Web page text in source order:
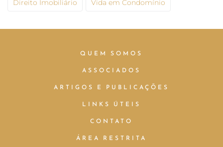
Direito Imobiliário Vida em Condomínio
QUEM SOMOS
ASSOCIADOS
ARTIGOS E PUBLICAÇÕES
LINKS ÚTEIS
CONTATO
ÁREA RESTRITA